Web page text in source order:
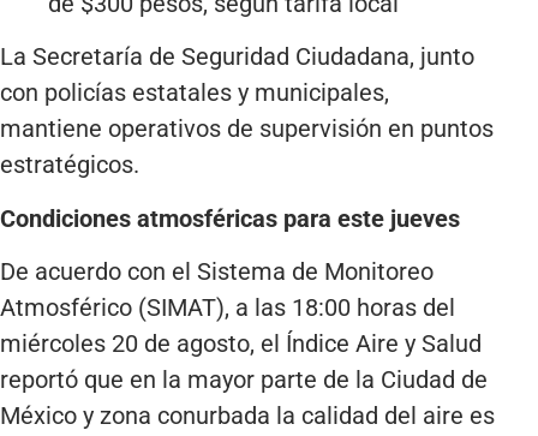
La Secretaría de Seguridad Ciudadana, junto
con policías estatales y municipales,
mantiene operativos de supervisión en puntos
estratégicos.
Condiciones atmosféricas para este jueves
De acuerdo con el Sistema de Monitoreo
Atmosférico (SIMAT), a las 18:00 horas del
miércoles 20 de agosto, el Índice Aire y Salud
reportó que en la mayor parte de la Ciudad de
México y zona conurbada la calidad del aire es